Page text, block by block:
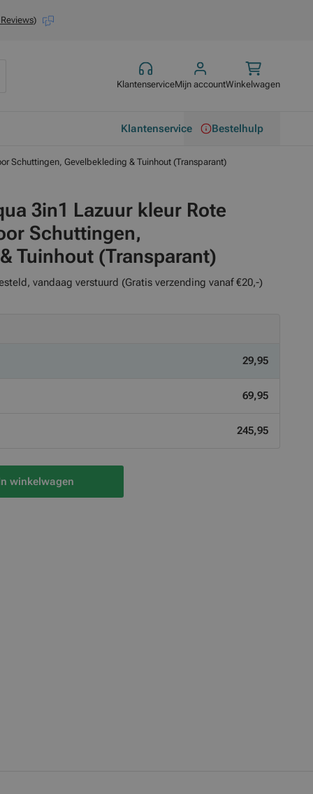
)
KlantenserviceMijn accountWinkelwagen
Klantenservice Bestelhulp
Schuttingen, Gevelbekleding & Tuinhout (Transparant)
3in1 Lazuur kleur Rote
Schuttingen,
Tuinhout (Transparant)
vandaag verstuurd (Gratis verzending vanaf €20,-)
29,95
69,95
245,95
winkelwagen